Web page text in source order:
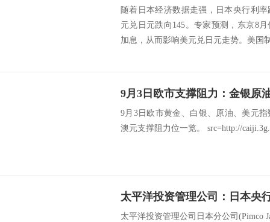
随着日本经济数据走强，日本央行利
元兑日元跌向145。专家预测，东京8
加息，从而影响美元兑日元走势。美国
9月3日欧市支撑阻力：金银原
9月3日欧市黄金、白银、原油、美元
澳元支撑阻力位一览。 src=http://
太平洋投资管理公司：日本央
太平洋投资管理公司日本分公司(Pimco